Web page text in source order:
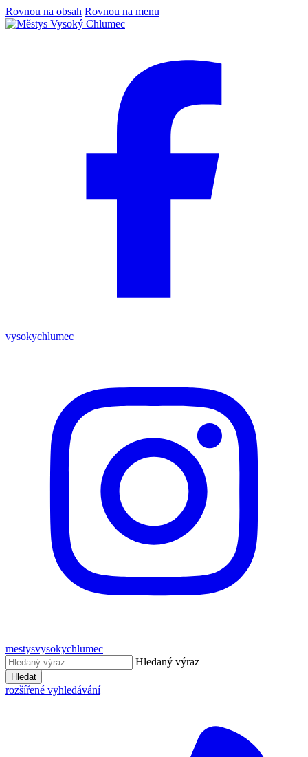
Rovnou na obsah Rovnou na menu
vysokychlumec
mestysvysokychlumec
Hledaný výraz
Hledat
rozšířené vyhledávání